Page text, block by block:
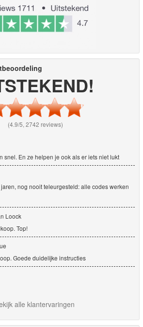
(4.9/5, 2742 reviews)
snel. En ze helpen je ook als er iets niet lukt
nog nooit teleurgesteld: alle codes werken
Loock
Top!
Goede duidelijke instructies
alle klantervaringen